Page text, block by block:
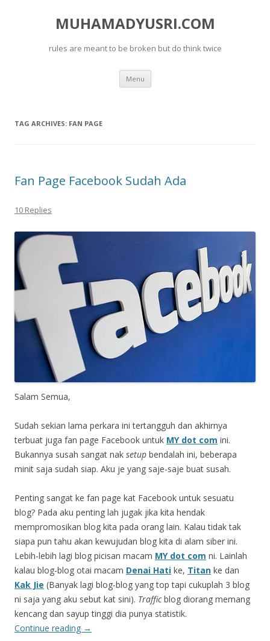
MUHAMADYUSRI.COM
rules are meant to be broken but do think twice
Menu Skip
content
TAG ARCHIVES: FAN PAGE
Fan Page Facebook Sudah Ada
10 Replies
Salam Semua,
Sudah sekian lama perkara ini tertangguh dan akhirnya
terbuat juga fan page Facebook untuk MY dot com ini.
Bukannya susah sangat nak setup bendalah ini, beberapa
minit saja sudah siap. Aku je yang saje-saje buat susah.
Penting sangat ke fan page kat Facebook untuk sesuatu
blog? Pada aku penting lah jugak jika kita hendak
mempromosikan blog kita pada orang lain. Kalau tidak tak
siapa pun tahu akan kewujudan blog kita di alam siber ini.
Lebih-lebih lagi blog picisan macam MY dot com ni. Lainlah
kalau blog-blog otai macam Denai Hati ke, Titan ke dan
Kak Jie (Banyak lagi blog-blog yang top tapi cukuplah 3 blog
ni saja yang aku sebut kat sini). Trafficblog diorang memang
kencang dan sayup tinggi dia punya statistik.
Continue reading →